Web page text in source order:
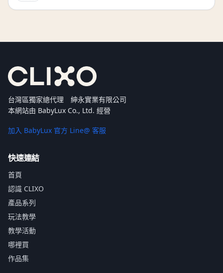
台灣區獨家總代理 紳永實業有限公司
本網站由 BabyLux Co., Ltd. 經營
加入 BabyLux 官方 Line@ 客服
快速連結
首頁
認識 CLIXO
產品系列
玩法教學
教學活動
哪裡買
作品集